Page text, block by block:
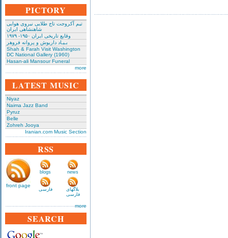
PICTORY
تیم آکروجت تاج طلایی نیروی هوایی
شاهنشاهی ایران
وقایع تاریخی‌ ایران ۱۹۵۰- ۱۹۷۹
بـیـاد داریوش و پروانه فروهر
Shah & Farah Visit Washington
DC National Gallery (1960)
Hasan-ali Mansour Funeral
more
LATEST MUSIC
Niyaz
Naima Jazz Band
Pyruz
Belle
Zohreh Jooya
Iranian.com Music Section
RSS
front page
blogs news
فارسی
بلاگهای
فارسی
more
SEARCH